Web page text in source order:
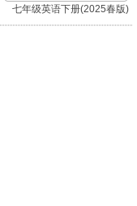
七年级英语下册(2025春版)